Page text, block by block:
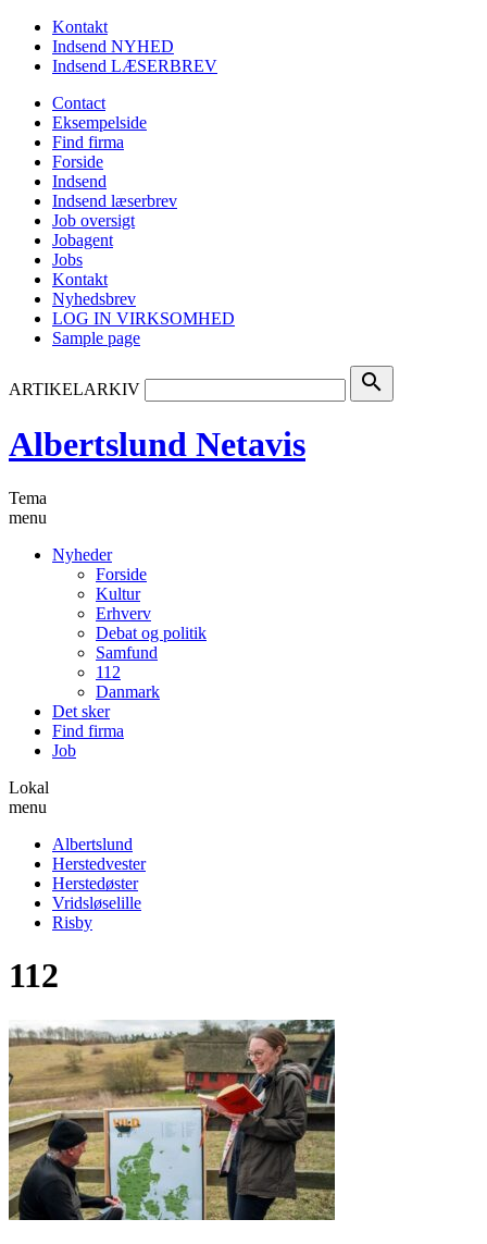
Kontakt
Indsend NYHED
Indsend LÆSERBREV
Contact
Eksempelside
Find firma
Forside
Indsend
Indsend læserbrev
Job oversigt
Jobagent
Jobs
Kontakt
Nyhedsbrev
LOG IN VIRKSOMHED
Sample page
ARTIKELARKIV search
Albertslund Netavis
Tema
menu
Nyheder
Forside
Kultur
Erhverv
Debat og politik
Samfund
112
Danmark
Det sker
Find firma
Job
Lokal
menu
Albertslund
Herstedvester
Herstedøster
Vridsløselille
Risby
112